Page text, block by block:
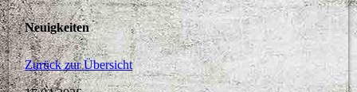
Neuigkeiten
Zurück zur Übersicht